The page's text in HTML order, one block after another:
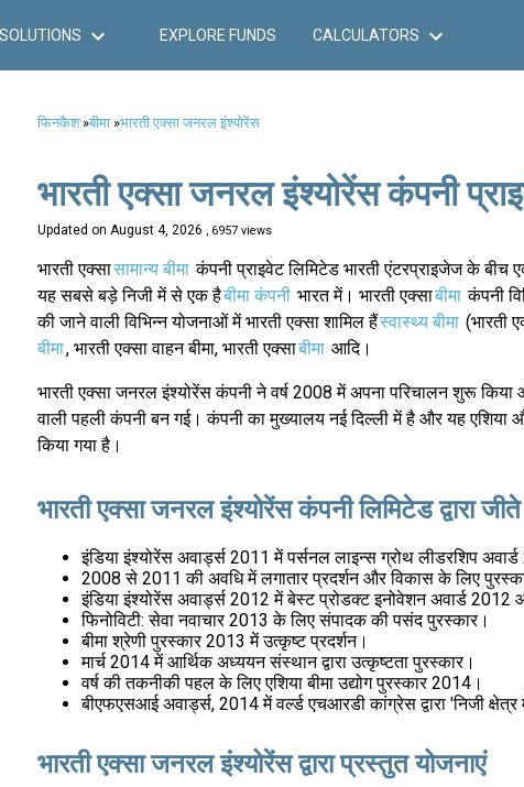
SOLUTIONS EXPLORE FUNDS CALCULATORS
फिनकैश»बीमा»भारती एक्सा जनरल इंश्योरेंस
भारती एक्सा जनरल इंश्योरेंस कंपनी
Updated on August 4, 2026 , 6957 views
भारती एक्सासामान्य बीमा कंपनी प्राइवेट लिमिटेड भारती एंटरप्राइजेज के
यह सबसे बड़े निजी में से एक हैबीमा कंपनी भारत में। भारती एक्साबीमा कंपनी
की जाने वाली विभिन्न योजनाओं में भारती एक्सा शामिल हैंस्वास्थ्य बीमा (भारती
बीमा, भारती एक्सा वाहन बीमा, भारती एक्साबीमा आदि।
भारती एक्सा जनरल इंश्योरेंस कंपनी ने वर्ष 2008 में अपना परिचालन शुरू
वाली पहली कंपनी बन गई। कंपनी का मुख्यालय नई दिल्ली में है और यह
किया गया है।
भारती एक्सा जनरल इंश्योरेंस कंपनी लिमिटेड द्वारा
इंडिया इंश्योरेंस अवार्ड्स 2011 में पर्सनल लाइन्स ग्रोथ लीडरशिप
2008 से 2011 की अवधि में लगातार प्रदर्शन और विकास के लिए
इंडिया इंश्योरेंस अवार्ड्स 2012 में बेस्ट प्रोडक्ट इनोवेशन अवार्ड
फिनोविटी: सेवा नवाचार 2013 के लिए संपादक की पसंद पुरस्कार।
बीमा श्रेणी पुरस्कार 2013 में उत्कृष्ट प्रदर्शन।
मार्च 2014 में आर्थिक अध्ययन संस्थान द्वारा उत्कृष्टता पुरस्कार।
वर्ष की तकनीकी पहल के लिए एशिया बीमा उद्योग पुरस्कार 2014।
बीएफएसआई अवार्ड्स, 2014 में वर्ल्ड एचआरडी कांग्रेस द्वारा 'निजी क्षेत्र
भारती एक्सा जनरल इंश्योरेंस द्वारा प्रस्तुत योजनाएं